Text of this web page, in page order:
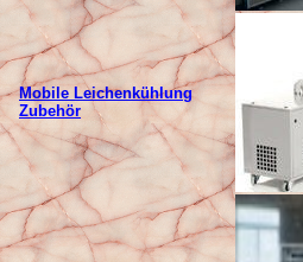
Mobile Leichenkühlung
Zubehör